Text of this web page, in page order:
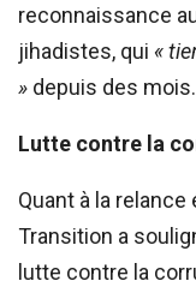
reconnaissance
jihadistes, qui «
» depuis des mois.
Lutte contre la
Quant à la
Transition a
lutte contre la